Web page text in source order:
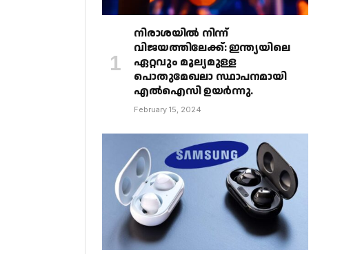
നിരാശയിൽ നിന്ന്
വിജയത്തിലേക്ക്: ഇന്ത്യയിലെ
ഏറ്റവും മൂല്യമുള്ള
പൊതുമേഖലാ സ്ഥാപനമായി
എൽഐസി ഉയർന്നു.
February 15, 2024